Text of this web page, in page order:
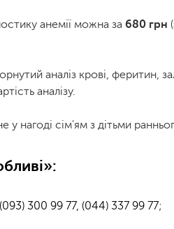
анемії можна за 680 грн (
аналіз крові, феритин,
аналізу.
нагоді сім'ям з дітьми
300 99 77, (044) 337 99 77;